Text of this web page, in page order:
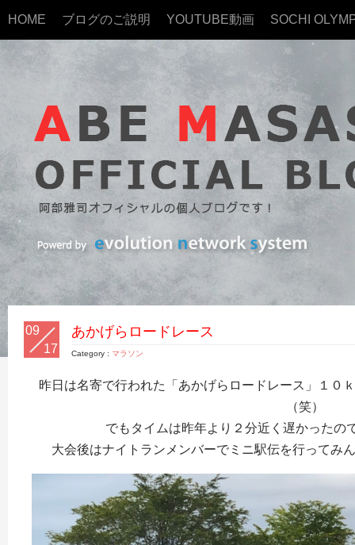
HOME ブログのご説明 YOUTUBE動画 SOCHI
09
17
あかげらロードレース
Category : マラソン
昨日は名寄で行われた「あかげらロードレース」１０
（笑）
でもタイムは昨年より２分近く遅かったの
大会後はナイトランメンバーでミニ駅伝を行ってみ